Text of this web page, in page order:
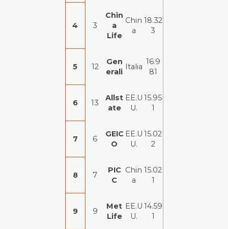
4 3
Chin
a
Life
Chin
a
18.32
3
5 12
Gen
erali
Italia
16.9
81
6 13
Allst
ate
EE.U
U.
15.95
1
7 6
GEIC
O
EE.U
U.
15.02
2
8 7
PIC
C
Chin
a
15.02
1
9 9
Met
Life
EE.U
U.
14.59
1